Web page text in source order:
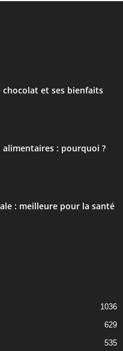
et ses bienfaits
alimentaires : pourquoi ?
: meilleure pour la santé
1036
629
535